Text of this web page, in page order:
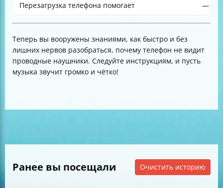
Перезагрузка телефона помогает —
Теперь вы вооружены знаниями, как быстро и без
лишних нервов разобраться, почему телефон не видит
проводные наушники. Следуйте инструкциям, и пусть
музыка звучит громко и чётко!
Ранее вы посещали Очистить историю